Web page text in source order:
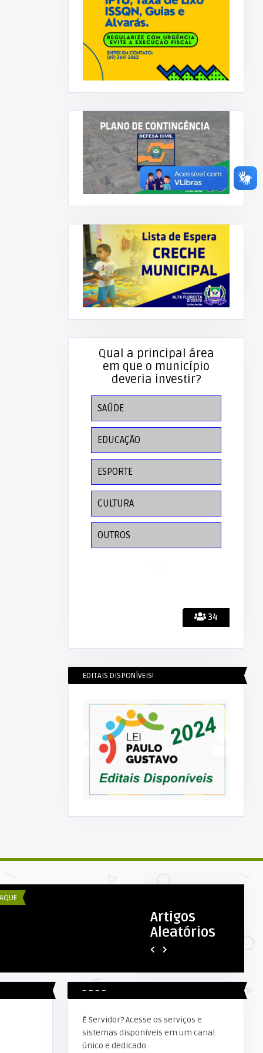
34
Qual a principal área
em que o município
deveria investir?
SAÚDE
EDUCAÇÃO
ESPORTE
CULTURA
OUTROS
EDITAIS DISPONÍVEIS!
Artigos
Aleatórios
de Rolim de Moura do
Elker Winther
Alta Floresta: Prefeitura
– – – –
É Servidor? Acesse os serviços e
sistemas disponíveis em um canal
único e dedicado.